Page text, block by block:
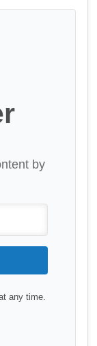
by
any time.